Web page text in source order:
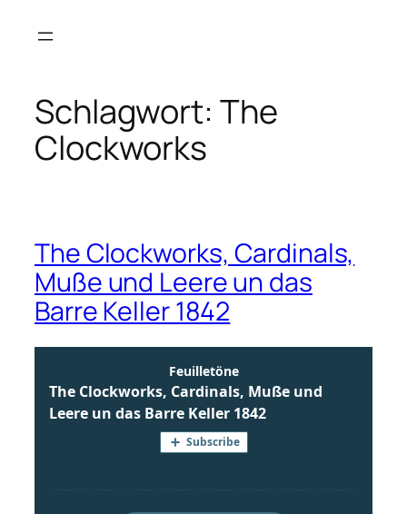
Inhalt
Schlagwort: The
Clockworks
The Clockworks, Cardinals,
Muße und Leere un das
Barre Keller 1842